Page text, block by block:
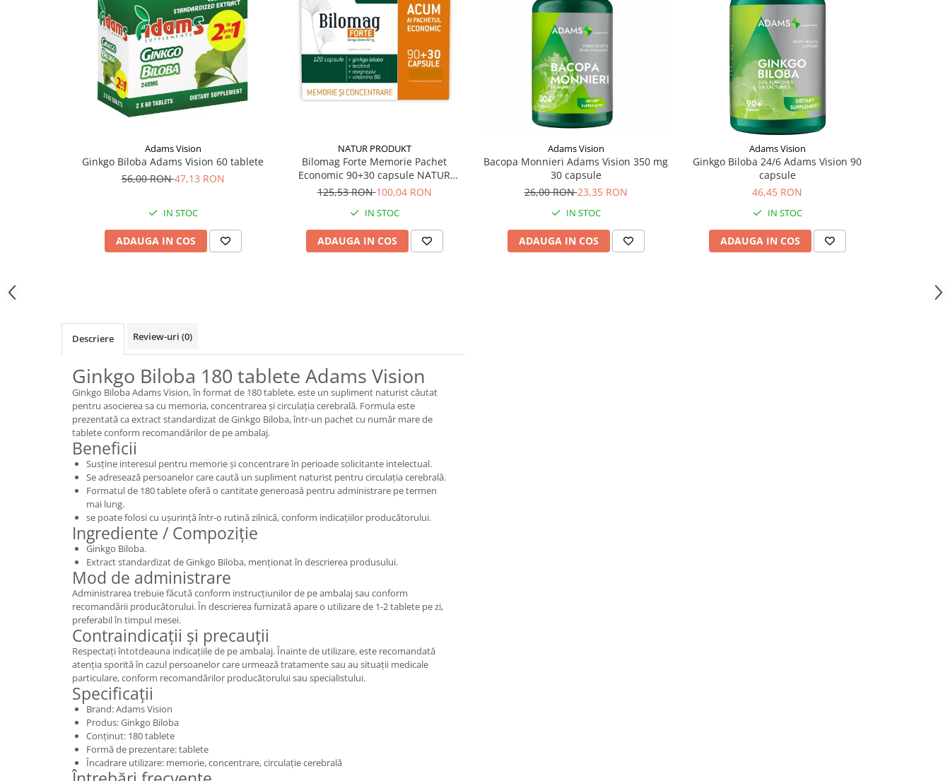
Supliment Vitamina D3
Supliment Vitamina E
Tincturi si Gemoderivate
Tuse gat si respiratie
Adams Vision
Ginkgo Biloba Adams Vision 60 tablete
56,00 RON47,13 RON
IN STOC
ADAUGA IN COS
NATUR PRODUKT
Bilomag Forte Memorie Pachet
Economic 90+30 capsule NATUR
PRODUKT
125,53 RON100,04 RON
IN STOC
ADAUGA IN COS
Adams Vision
Bacopa Monnieri Adams Vision 350 mg
30 capsule
26,00 RON23,35 RON
IN STOC
ADAUGA IN COS
Adams Vision
Ginkgo Biloba 24/6 Adams Vision 90
capsule
46,45 RON
IN STOC
ADAUGA IN COS
Descriere Review-uri (0)
Ginkgo Biloba 180 tablete Adams Vision
Ginkgo Biloba Adams Vision, în format de 180 tablete, este un supliment naturist căutat
pentru asocierea sa cu memoria, concentrarea și circulația cerebrală. Formula este
prezentată ca extract standardizat de Ginkgo Biloba, într-un pachet cu număr mare de
tablete conform recomandărilor de pe ambalaj.
Beneficii
Susține interesul pentru memorie și concentrare în perioade solicitante intelectual.
Se adresează persoanelor care caută un supliment naturist pentru circulația cerebrală.
Formatul de 180 tablete oferă o cantitate generoasă pentru administrare pe termen
mai lung.
se poate folosi cu ușurință într-o rutină zilnică, conform indicațiilor producătorului.
Ingrediente / Compoziție
Ginkgo Biloba.
Extract standardizat de Ginkgo Biloba, menționat în descrierea produsului.
Mod de administrare
Administrarea trebuie făcută conform instrucțiunilor de pe ambalaj sau conform
recomandării producătorului. În descrierea furnizată apare o utilizare de 1-2 tablete pe zi,
preferabil în timpul mesei.
Contraindicații și precauții
Respectați întotdeauna indicațiile de pe ambalaj. Înainte de utilizare, este recomandată
atenția sporită în cazul persoanelor care urmează tratamente sau au situații medicale
particulare, conform recomandărilor producătorului sau specialistului.
Specificații
Brand: Adams Vision
Produs: Ginkgo Biloba
Conținut: 180 tablete
Formă de prezentare: tablete
Încadrare utilizare: memorie, concentrare, circulație cerebrală